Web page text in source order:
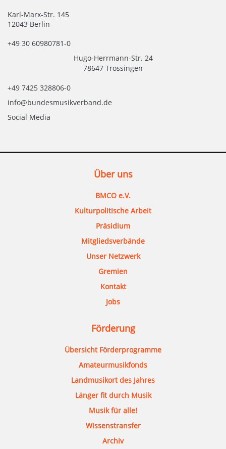
Karl-Marx-Str. 145
12043 Berlin
+49 30 60980781-0
Hugo-Herrmann-Str. 24
78647 Trossingen
+49 7425 328806-0
info@bundesmusikverband.de
Social Media
Über uns
BMCO e.V.
Kulturpolitische Arbeit
Präsidium
Mitgliedsverbände
Unser Netzwerk
Gremien
Kontakt
Jobs
Förderung
Übersicht Förderprogramme
Amateurmusikfonds
Landmusikort des Jahres
Länger fit durch Musik
Musik für alle!
Wissenstransfer
Archiv